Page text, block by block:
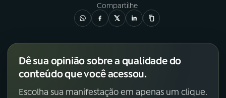
Compartilhe
Dê sua opinião sobre a qualidade do
conteúdo que você acessou.
Escolha sua manifestação em apenas um clique.